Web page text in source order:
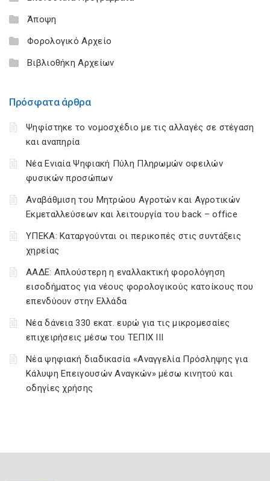
Άποψη
Φορολογικό Αρχείο
Βιβλιοθήκη Αρχείων
Πρόσφατα άρθρα
Ψηφίστηκε το νομοσχέδιο με τις αλλαγές σε στέγαση
και αναπηρία
Νέα Ενιαία Ψηφιακή Πύλη Πληρωμών οφειλών
φυσικών προσώπων
Αναβάθμιση του Μητρώου Αγροτών και Αγροτικών
Εκμεταλλεύσεων και λειτουργία του back – office
ΥΠΕΚΑ: Καταργούνται οι περικοπές στις συντάξεις
χηρείας
ΑΑΔΕ: Απλούστερη η εναλλακτική φορολόγηση
εισοδήματος για νέους φορολογικούς κατοίκους που
επενδύουν στην Ελλάδα
Νέα δάνεια 330 εκατ. ευρώ για τις μικρομεσαίες
επιχειρήσεις μέσω του ΤΕΠΙΧ ΙΙΙ
Νέα ψηφιακή διαδικασία «Αναγγελία Πρόσληψης για
Κάλυψη Επειγουσών Αναγκών» μέσω κινητού και
οδηγίες χρήσης